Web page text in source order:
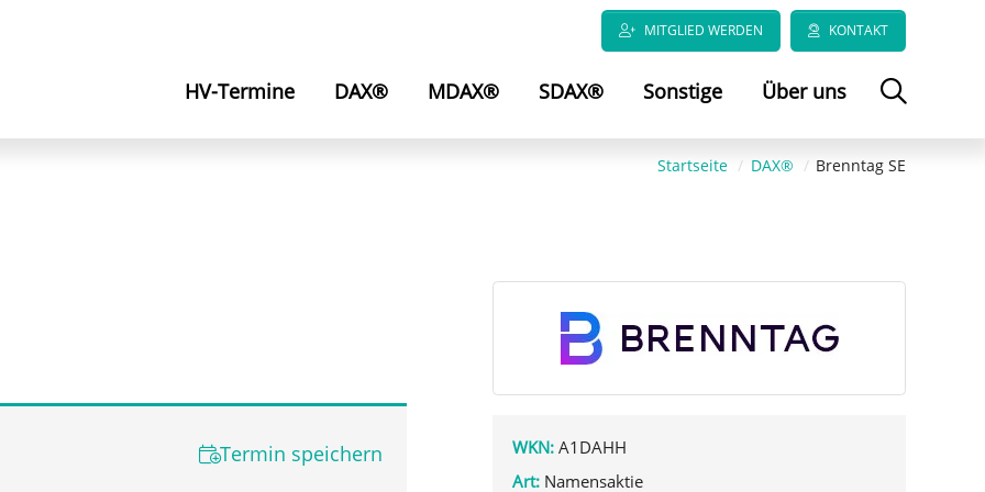
MITGLIED WERDEN KONTAKT
HV-Termine DAX® MDAX® SDAX® Sonstige Über uns
Startseite DAX® Brenntag SE
Termin speichern WKN: A1DAHH
Art: Namensaktie